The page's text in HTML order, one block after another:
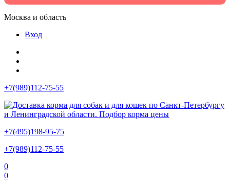
Москва и область
Вход
+7(989)112-75-55
+7(495)198-95-75
+7(989)112-75-55
0
0